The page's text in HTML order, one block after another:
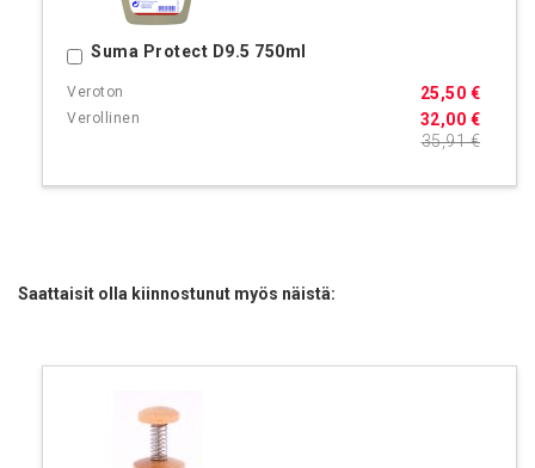
Suma Protect D9.5 750ml
32,00 €
25,50 €
35,91 €
Ostoskoriin
Saattaisit olla kiinnostunut myös näistä: